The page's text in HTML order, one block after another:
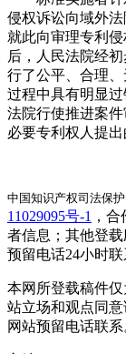
侵权诉讼向域外
就此向审理专利
后，人民法院经
行了公平、合理
过程中具有明显
法院行使推进案
必要专利权人提
中国知识产权司法保
11029095号-1 ，
者信息；其他登
预留电话24小时联
本网所登载稿件
站立场和观点同
网站预留电话联系